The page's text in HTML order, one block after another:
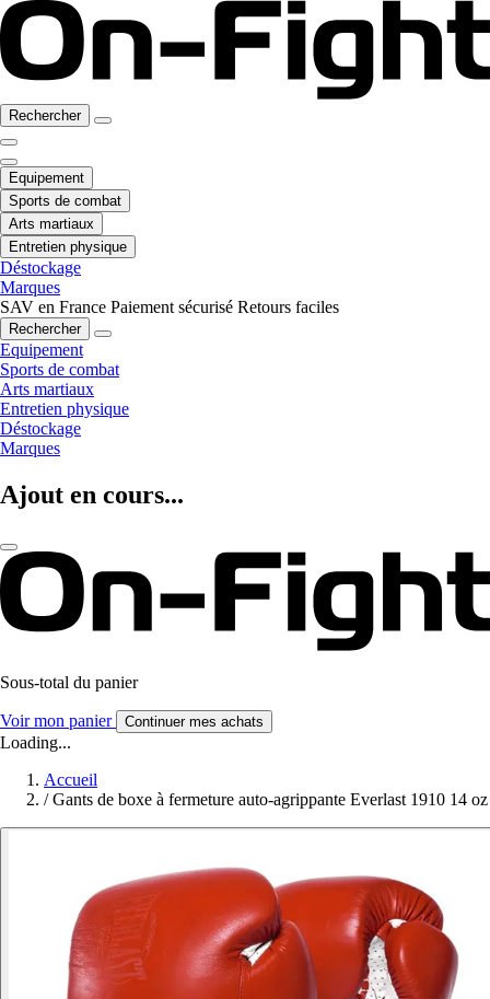
Rechercher
Equipement
Sports de combat
Arts martiaux
Entretien physique
Déstockage
Marques
SAV en France Paiement sécurisé Retours faciles
Rechercher
Equipement
Sports de combat
Arts martiaux
Entretien physique
Déstockage
Marques
Ajout en cours...
Sous-total du panier
Voir mon panier Continuer mes achats
Loading...
Accueil
/ Gants de boxe à fermeture auto-agrippante Everlast 1910 14 oz